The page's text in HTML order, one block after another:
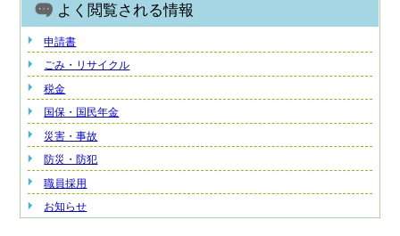
よく閲覧される情報
申請書
ごみ・リサイクル
税金
国保・国民年金
災害・事故
防災・防犯
職員採用
お知らせ